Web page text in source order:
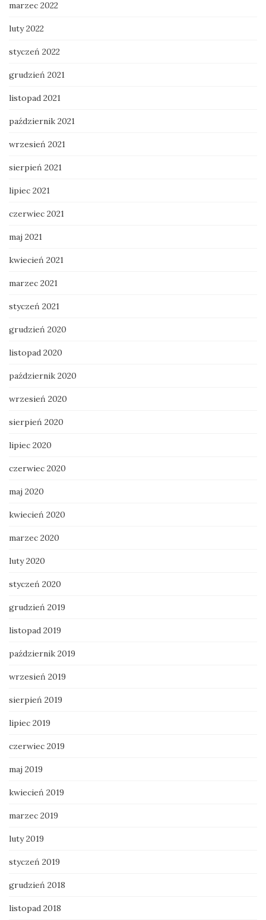
marzec 2022
luty 2022
styczeń 2022
grudzień 2021
listopad 2021
październik 2021
wrzesień 2021
sierpień 2021
lipiec 2021
czerwiec 2021
maj 2021
kwiecień 2021
marzec 2021
styczeń 2021
grudzień 2020
listopad 2020
październik 2020
wrzesień 2020
sierpień 2020
lipiec 2020
czerwiec 2020
maj 2020
kwiecień 2020
marzec 2020
luty 2020
styczeń 2020
grudzień 2019
listopad 2019
październik 2019
wrzesień 2019
sierpień 2019
lipiec 2019
czerwiec 2019
maj 2019
kwiecień 2019
marzec 2019
luty 2019
styczeń 2019
grudzień 2018
listopad 2018